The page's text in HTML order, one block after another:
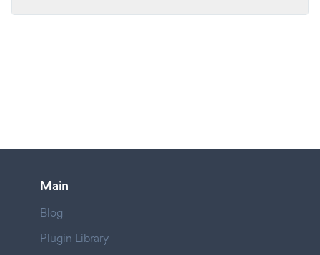
Main
Blog
Plugin Library